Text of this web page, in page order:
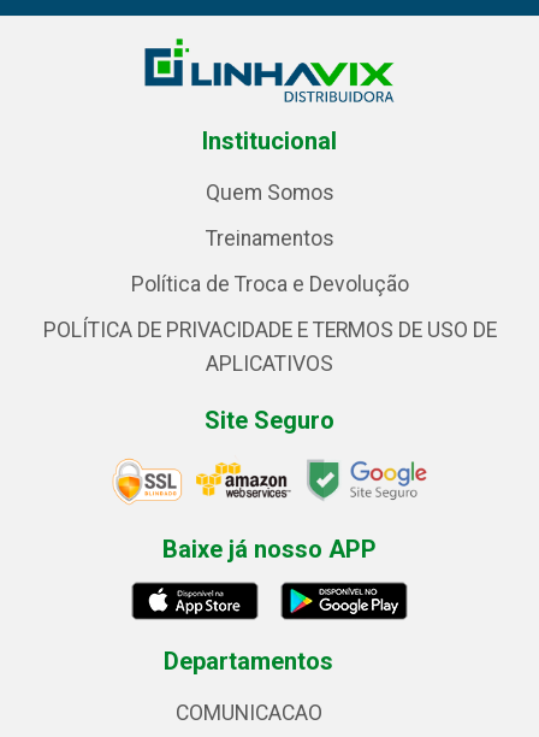
Institucional
Quem Somos
Treinamentos
Política de Troca e Devolução
POLÍTICA DE PRIVACIDADE E TERMOS DE USO DE
APLICATIVOS
Site Seguro
Baixe já nosso APP
Departamentos
COMUNICACAO